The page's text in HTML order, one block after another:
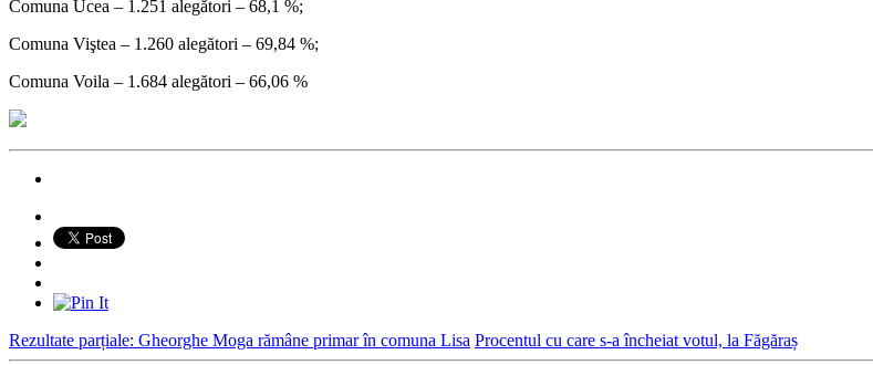
Comuna Ucea – 1.251 alegători – 68,1 %;
Comuna Viştea – 1.260 alegători – 69,84 %;
Comuna Voila – 1.684 alegători – 66,06 %
Rezultate parțiale: Gheorghe Moga rămâne primar în comuna Lisa Procentul cu care s-a încheiat votul, la Făgăraș